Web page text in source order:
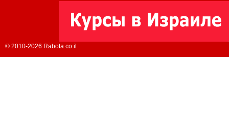
© 2010-2026 Rabota.co.il